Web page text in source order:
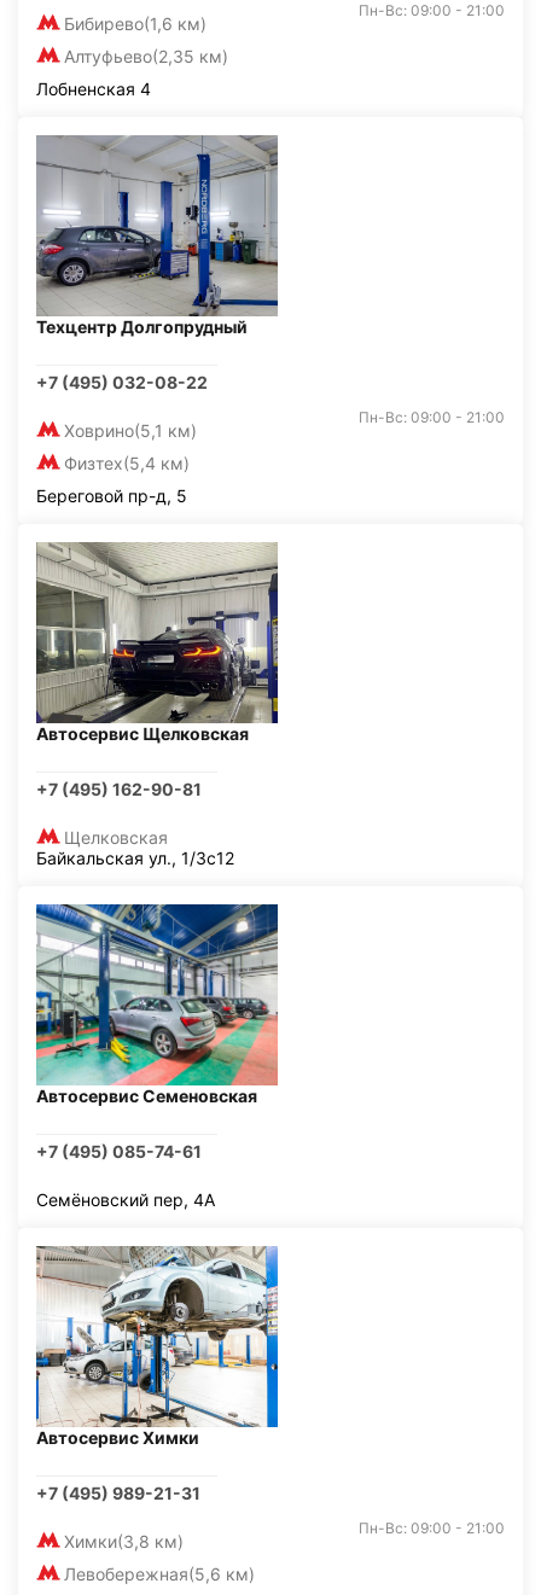
Бибирево(1,6 км)
Алтуфьево(2,35 км)
Пн-Вс: 09:00 - 21:00
Лобненская 4
Техцентр Долгопрудный
+7 (495) 032-08-22
Ховрино(5,1 км)
Физтех(5,4 км)
Пн-Вс: 09:00 - 21:00
Береговой пр-д, 5
Автосервис Щелковская
+7 (495) 162-90-81
Щелковская
Байкальская ул., 1/3с12
Автосервис Семеновская
+7 (495) 085-74-61
Семёновский пер, 4А
Автосервис Химки
+7 (495) 989-21-31
Химки(3,8 км)
Левобережная(5,6 км)
Пн-Вс: 09:00 - 21:00